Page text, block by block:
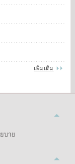
เพิ่มเติม
บาย